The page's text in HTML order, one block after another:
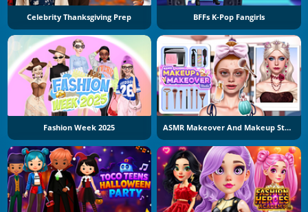
Celebrity Thanksgiving Prep BFFs K-Pop Fangirls
Fashion Week 2025 ASMR Makeover And Makeup Studio